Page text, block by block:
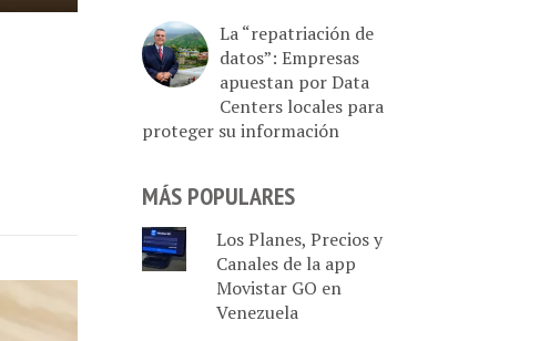
La “repatriación de
datos”: Empresas
apuestan por Data
Centers locales para
proteger su información
MÁS POPULARES
Los Planes, Precios y
Canales de la app
Movistar GO en
Venezuela